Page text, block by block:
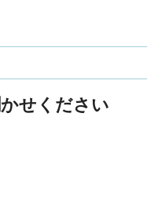
せください